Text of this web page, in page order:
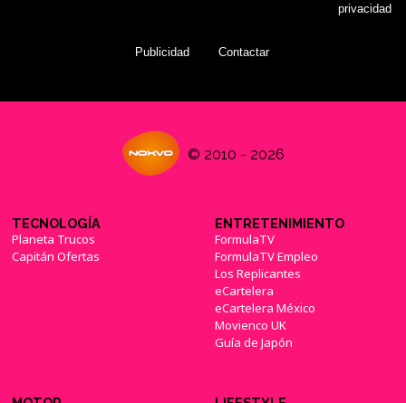
privacidad
Publicidad Contactar
© 2010 - 2026
TECNOLOGÍA
Planeta Trucos
Capitán Ofertas
ENTRETENIMIENTO
FormulaTV
FormulaTV Empleo
Los Replicantes
eCartelera
eCartelera México
Movienco UK
Guía de Japón